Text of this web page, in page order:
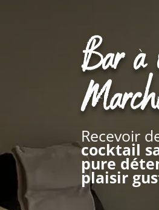
Bar à
Recevoir
cocktail
pure
plaisir